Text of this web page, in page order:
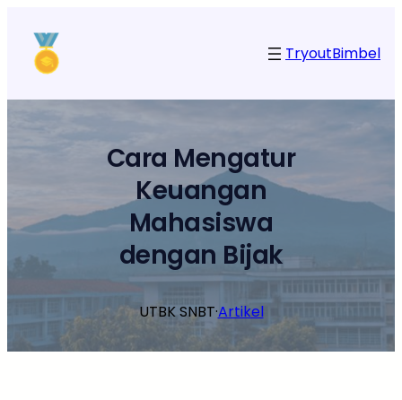
konten
TryoutBimbel
Cara Mengatur
Keuangan
Mahasiswa
dengan Bijak
UTBK SNBT·Artikel